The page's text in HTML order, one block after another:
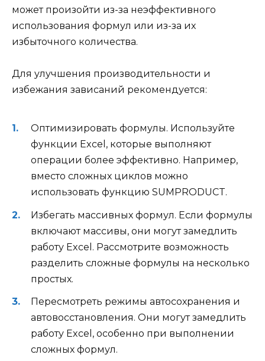
может произойти из-за неэффективного
использования формул или из-за их
избыточного количества.
Для улучшения производительности и
избежания зависаний рекомендуется:
Оптимизировать формулы. Используйте
функции Excel, которые выполняют
операции более эффективно. Например,
вместо сложных циклов можно
использовать функцию SUMPRODUCT.
Избегать массивных формул. Если формулы
включают массивы, они могут замедлить
работу Excel. Рассмотрите возможность
разделить сложные формулы на несколько
простых.
Пересмотреть режимы автосохранения и
автовосстановления. Они могут замедлить
работу Excel, особенно при выполнении
сложных формул.